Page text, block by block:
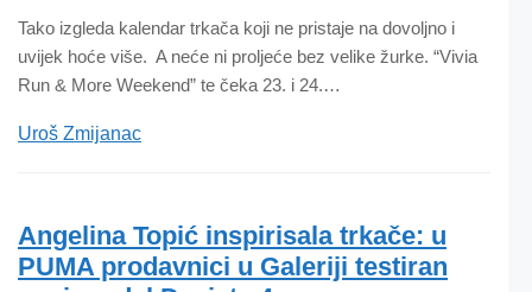
Tako izgleda kalendar trkača koji ne pristaje na dovoljno i
uvijek hoće više. A neće ni proljeće bez velike žurke. “Vivia
Run & More Weekend” te čeka 23. i 24.…
Uroš Zmijanac
Angelina Topić inspirisala trkače: u
PUMA prodavnici u Galeriji testiran